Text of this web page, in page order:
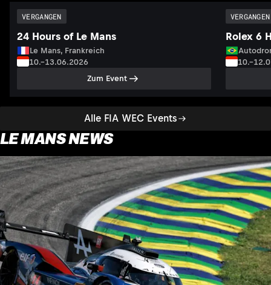
Alle FIA WEC Events
VERGANGEN
24 Hours of Le Mans
Le Mans, Frankreich
10.–13.06.2026
Zum Event
VERGANGEN
Rolex 6
LE MANS NEWS